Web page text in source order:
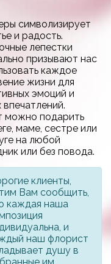
символизирует
и радость.
лепестки
призывают нас
каждое
жизни для
эмоций и
впечатлений.
можно подарить
маме, сестре или
на любой
или без повода.
клиенты,
Вам сообщить,
каждая наша
и
наш флорист
душу в